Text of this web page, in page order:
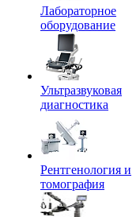
Лабораторное
оборудование
Ультразвуковая
диагностика
Рентгенология и
томография